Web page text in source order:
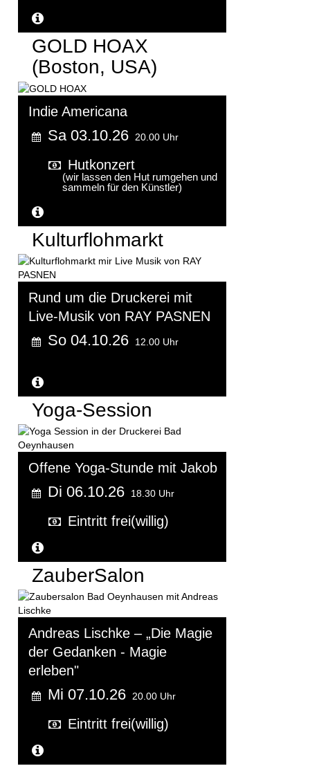
GOLD HOAX
(Boston, USA)
Indie Americana
Sa 03.10.26 20.00 Uhr
Hutkonzert
(wir lassen den Hut rumgehen und
sammeln für den Künstler)
Kulturflohmarkt
Rund um die Druckerei mit
Live-Musik von RAY PASNEN
So 04.10.26 12.00 Uhr
Yoga-Session
Offene Yoga-Stunde mit Jakob
Di 06.10.26 18.30 Uhr
Eintritt frei(willig)
ZauberSalon
Andreas Lischke – „Die Magie
der Gedanken - Magie
erleben"
Mi 07.10.26 20.00 Uhr
Eintritt frei(willig)